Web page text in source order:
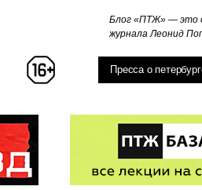
Блог «ПТЖ» — это
журнала Леонид
Пресса о